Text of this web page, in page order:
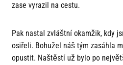
zase vyrazil na cestu.
Pak nastal zvláštní okamžik, kdy
osiřeli. Bohužel náš tým zasáhla
opustit. Naštěstí už bylo po